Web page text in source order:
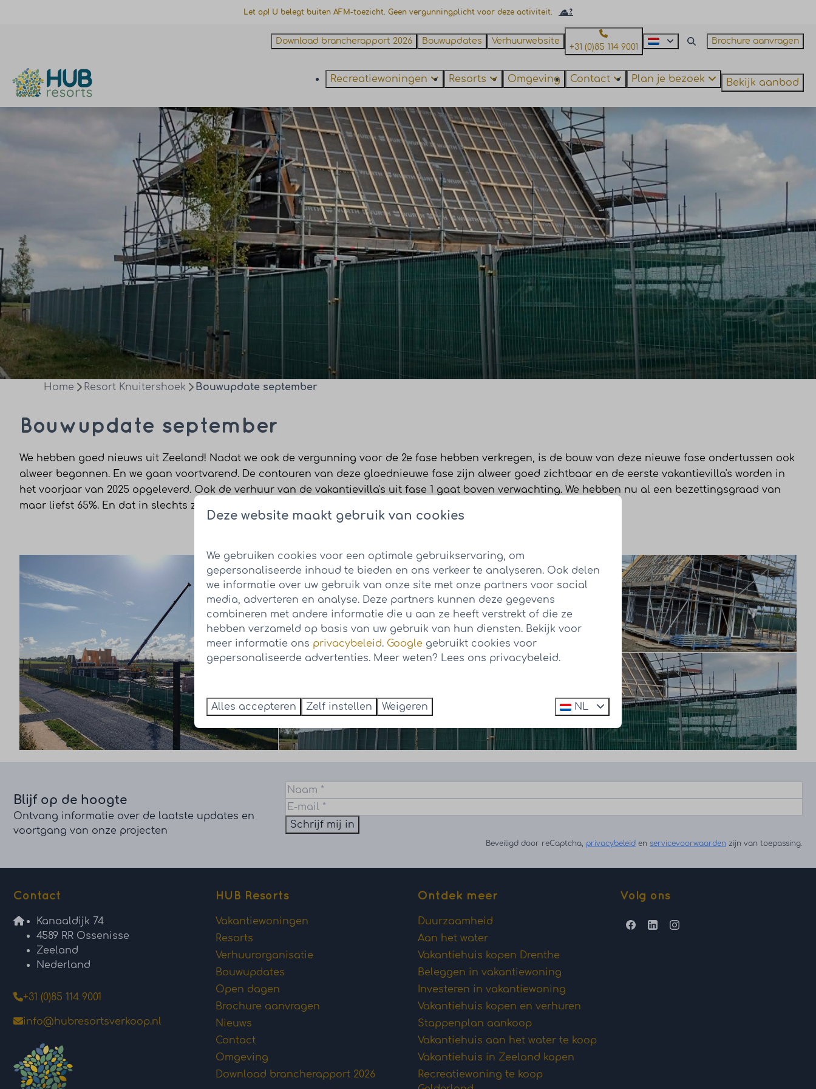
Let op! U belegt buiten AFM-toezicht. Geen vergunningplicht voor deze activiteit.
Download brancherapport 2026 Bouwupdates Verhuurwebsite
+31 (0)85 114 9001
Brochure aanvragen
Recreatiewoningen Resorts Omgeving Contact Plan je bezoek Bekijk aanbod
Home Resort Knuitershoek Bouwupdate september
Bouwupdate september
We hebben goed nieuws uit Zeeland! Nadat we ook de vergunning voor de 2e fase hebben verkregen, is de bouw van deze nieuwe fase ondertussen ook
alweer begonnen. En we gaan voortvarend. De contouren van deze gloednieuwe fase zijn alweer goed zichtbaar en de eerste vakantievilla's worden in
het voorjaar van 2025 opgeleverd. Ook de verhuur van de vakantievilla's uit fase 1 gaat boven verwachting. We hebben nu al een bezettingsgraad van
maar liefst 65%. En dat in slechts zes maanden tijd!
Blijf op de hoogte
Ontvang informatie over de laatste updates en
voortgang van onze projecten
Schrijf mij in
Beveiligd door reCaptcha, privacybeleid en servicevoorwaarden zijn van toepassing.
Contact
Kanaaldijk 74
4589 RR Ossenisse
Zeeland
Nederland
+31 (0)85 114 9001
info@hubresortsverkoop.nl
HUB Resorts
Vakantiewoningen
Resorts
Verhuurorganisatie
Bouwupdates
Open dagen
Brochure aanvragen
Nieuws
Contact
Omgeving
Download brancherapport 2026
Ontdek meer
Duurzaamheid
Aan het water
Vakantiehuis kopen Drenthe
Beleggen in vakantiewoning
Investeren in vakantiewoning
Vakantiehuis kopen en verhuren
Stappenplan aankoop
Vakantiehuis aan het water te koop
Vakantiehuis in Zeeland kopen
Recreatiewoning te koop
Volg ons
Deze website maakt gebruik van cookies
We gebruiken cookies voor een optimale gebruikservaring, om
gepersonaliseerde inhoud te bieden en ons verkeer te analyseren. Ook delen
we informatie over uw gebruik van onze site met onze partners voor social
media, adverteren en analyse. Deze partners kunnen deze gegevens
combineren met andere informatie die u aan ze heeft verstrekt of die ze
hebben verzameld op basis van uw gebruik van hun diensten. Bekijk voor
meer informatie ons privacybeleid. Google gebruikt cookies voor
gepersonaliseerde advertenties. Meer weten? Lees ons privacybeleid.
Alles accepteren Zelf instellen Weigeren NL